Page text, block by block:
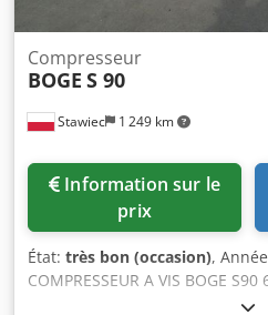
Stawiec 1 249 km
Compresseur
BOGE S 90
prix
État: très bon (occasion),
COMPRESSEUR A VIS BOGE
BOGE S90-2 Données